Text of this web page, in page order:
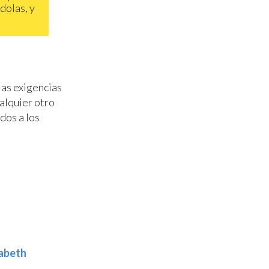
y
exigencias
otro
a los